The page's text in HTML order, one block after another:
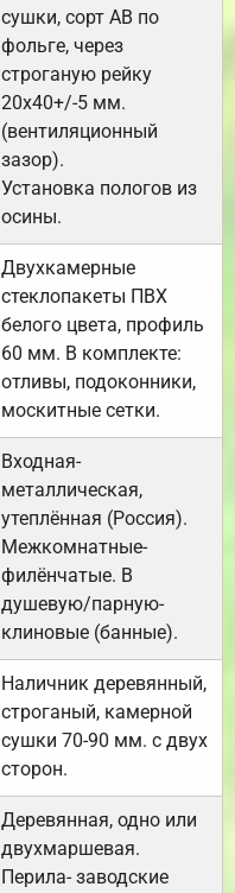
сушки, сорт АВ по
фольге, через
строганую рейку
20х40+/-5 мм.
(вентиляционный
зазор).
Установка пологов из
осины.
Двухкамерные
стеклопакеты ПВХ
белого цвета, профиль
60 мм. В комплекте:
отливы, подоконники,
москитные сетки.
Входная-
металлическая,
утеплённая (Россия).
Межкомнатные-
филёнчатые. В
душевую/парную-
клиновые (банные).
Наличник деревянный,
строганый, камерной
сушки 70-90 мм. с двух
сторон.
Деревянная, одно или
двухмаршевая.
Перила- заводские